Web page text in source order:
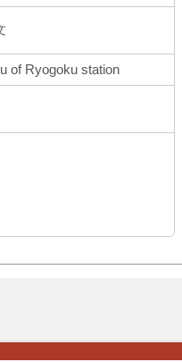
of Ryogoku station